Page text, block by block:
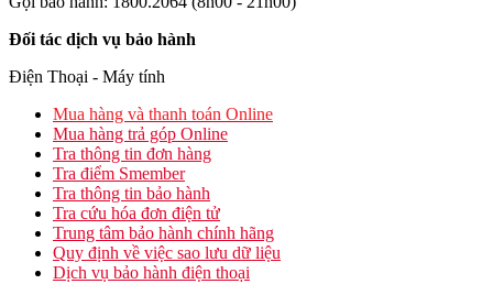
Đối tác dịch vụ bảo hành
Điện Thoại - Máy tính
Mua hàng và thanh toán Online
Mua hàng trả góp Online
Tra thông tin đơn hàng
Tra điểm Smember
Tra thông tin bảo hành
Tra cứu hóa đơn điện tử
Trung tâm bảo hành chính hãng
Quy định về việc sao lưu dữ liệu
Dịch vụ bảo hành điện thoại